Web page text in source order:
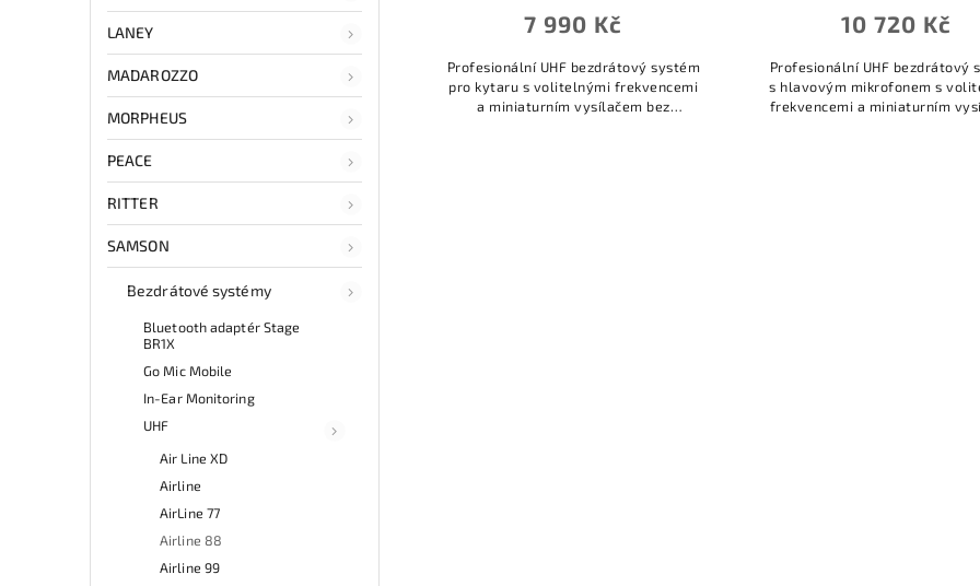
LANEY
MADAROZZO
MORPHEUS
PEACE
RITTER
SAMSON
Bezdrátové systémy
Bluetooth adaptér Stage
BR1X
Go Mic Mobile
In-Ear Monitoring
UHF
Air Line XD
Airline
AirLine 77
Airline 88
Airline 99
7 990 Kč
Profesionální UHF bezdrátový systém
pro kytaru s volitelnými frekvencemi
a miniaturním vysílačem bez
10 720 Kč
Profesionální UHF bezdrátový
s hlavovým mikrofonem s
frekvencemi a miniaturním